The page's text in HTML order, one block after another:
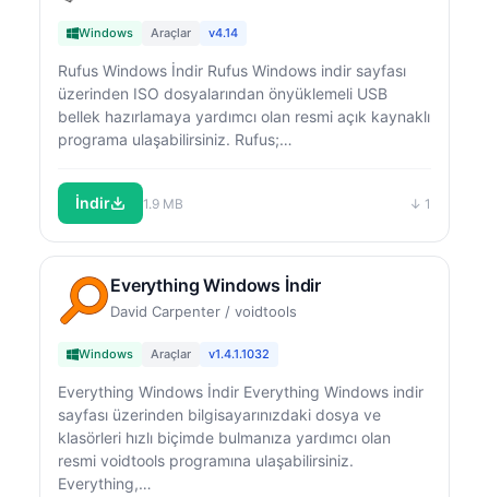
Windows Araçlar v4.14
Rufus Windows İndir Rufus Windows indir sayfası
üzerinden ISO dosyalarından önyüklemeli USB
bellek hazırlamaya yardımcı olan resmi açık kaynaklı
programa ulaşabilirsiniz. Rufus;…
İndir 1.9 MB ↓ 1
Everything Windows İndir
David Carpenter / voidtools
Windows Araçlar v1.4.1.1032
Everything Windows İndir Everything Windows indir
sayfası üzerinden bilgisayarınızdaki dosya ve
klasörleri hızlı biçimde bulmanıza yardımcı olan
resmi voidtools programına ulaşabilirsiniz.
Everything,…